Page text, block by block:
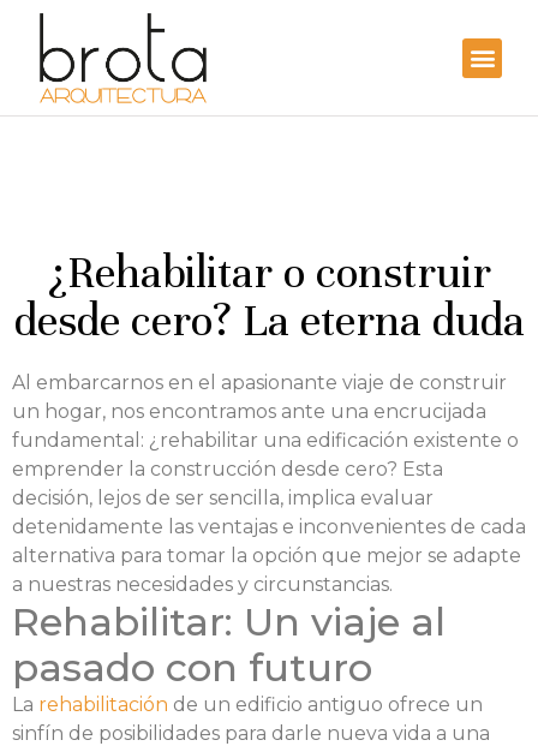
¿Rehabilitar o construir
desde cero? La eterna duda
Al embarcarnos en el apasionante viaje de construir
un hogar, nos encontramos ante una encrucijada
fundamental: ¿rehabilitar una edificación existente o
emprender la construcción desde cero? Esta
decisión, lejos de ser sencilla, implica evaluar
detenidamente las ventajas e inconvenientes de cada
alternativa para tomar la opción que mejor se adapte
a nuestras necesidades y circunstancias.
Rehabilitar: Un viaje al
pasado con futuro
La rehabilitación de un edificio antiguo ofrece un
sinfín de posibilidades para darle nueva vida a una